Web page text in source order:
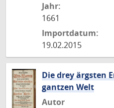
Jahr:
1661
Importdatum:
19.02.2015
Die drey ärgsten
gantzen Welt
Autor